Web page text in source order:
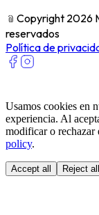
﹫ Copyright 2026
reservados
Política de
Usamos cookies en
experiencia. Al
modificar o rechazar
policy.
Accept all Reject all